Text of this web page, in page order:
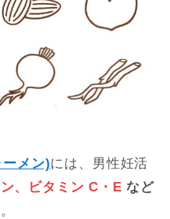
メン)には、男性妊活
、ビタミン C・E など